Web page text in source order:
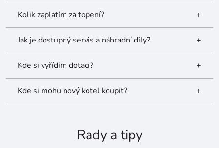
Kolik zaplatím za topení? +
Jak je dostupný servis a náhradní díly? +
Kde si vyřídím dotaci? +
Kde si mohu nový kotel koupit? +
Rady a tipy